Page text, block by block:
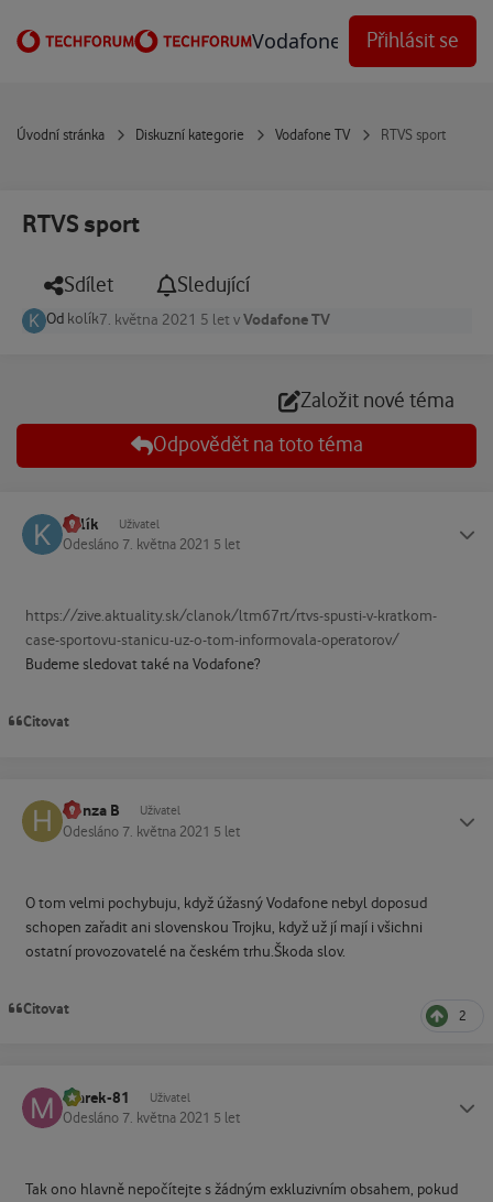
Vodafone Techforum
Přihlásit se
Úvodní stránka Diskuzní kategorie Vodafone TV RTVS sport
RTVS sport
Sdílet Sledující
Od kolík7. května 2021 5 let vVodafone TV
Založit nové téma
Odpovědět na toto téma
kolík Uživatel
Odesláno 7. května 2021 5 let
https://zive.aktuality.sk/clanok/ltm67rt/rtvs-spusti-v-kratkom-
case-sportovu-stanicu-uz-o-tom-informovala-operatorov/
Budeme sledovat také na Vodafone?
Citovat
Honza B Uživatel
Odesláno 7. května 2021 5 let
O tom velmi pochybuju, když úžasný Vodafone nebyl doposud
schopen zařadit ani slovenskou Trojku, když už jí mají i všichni
ostatní provozovatelé na českém trhu.Škoda slov.
Citovat 2
marek-81 Uživatel
Odesláno 7. května 2021 5 let
Tak ono hlavně nepočítejte s žádným exkluzivním obsahem, pokud